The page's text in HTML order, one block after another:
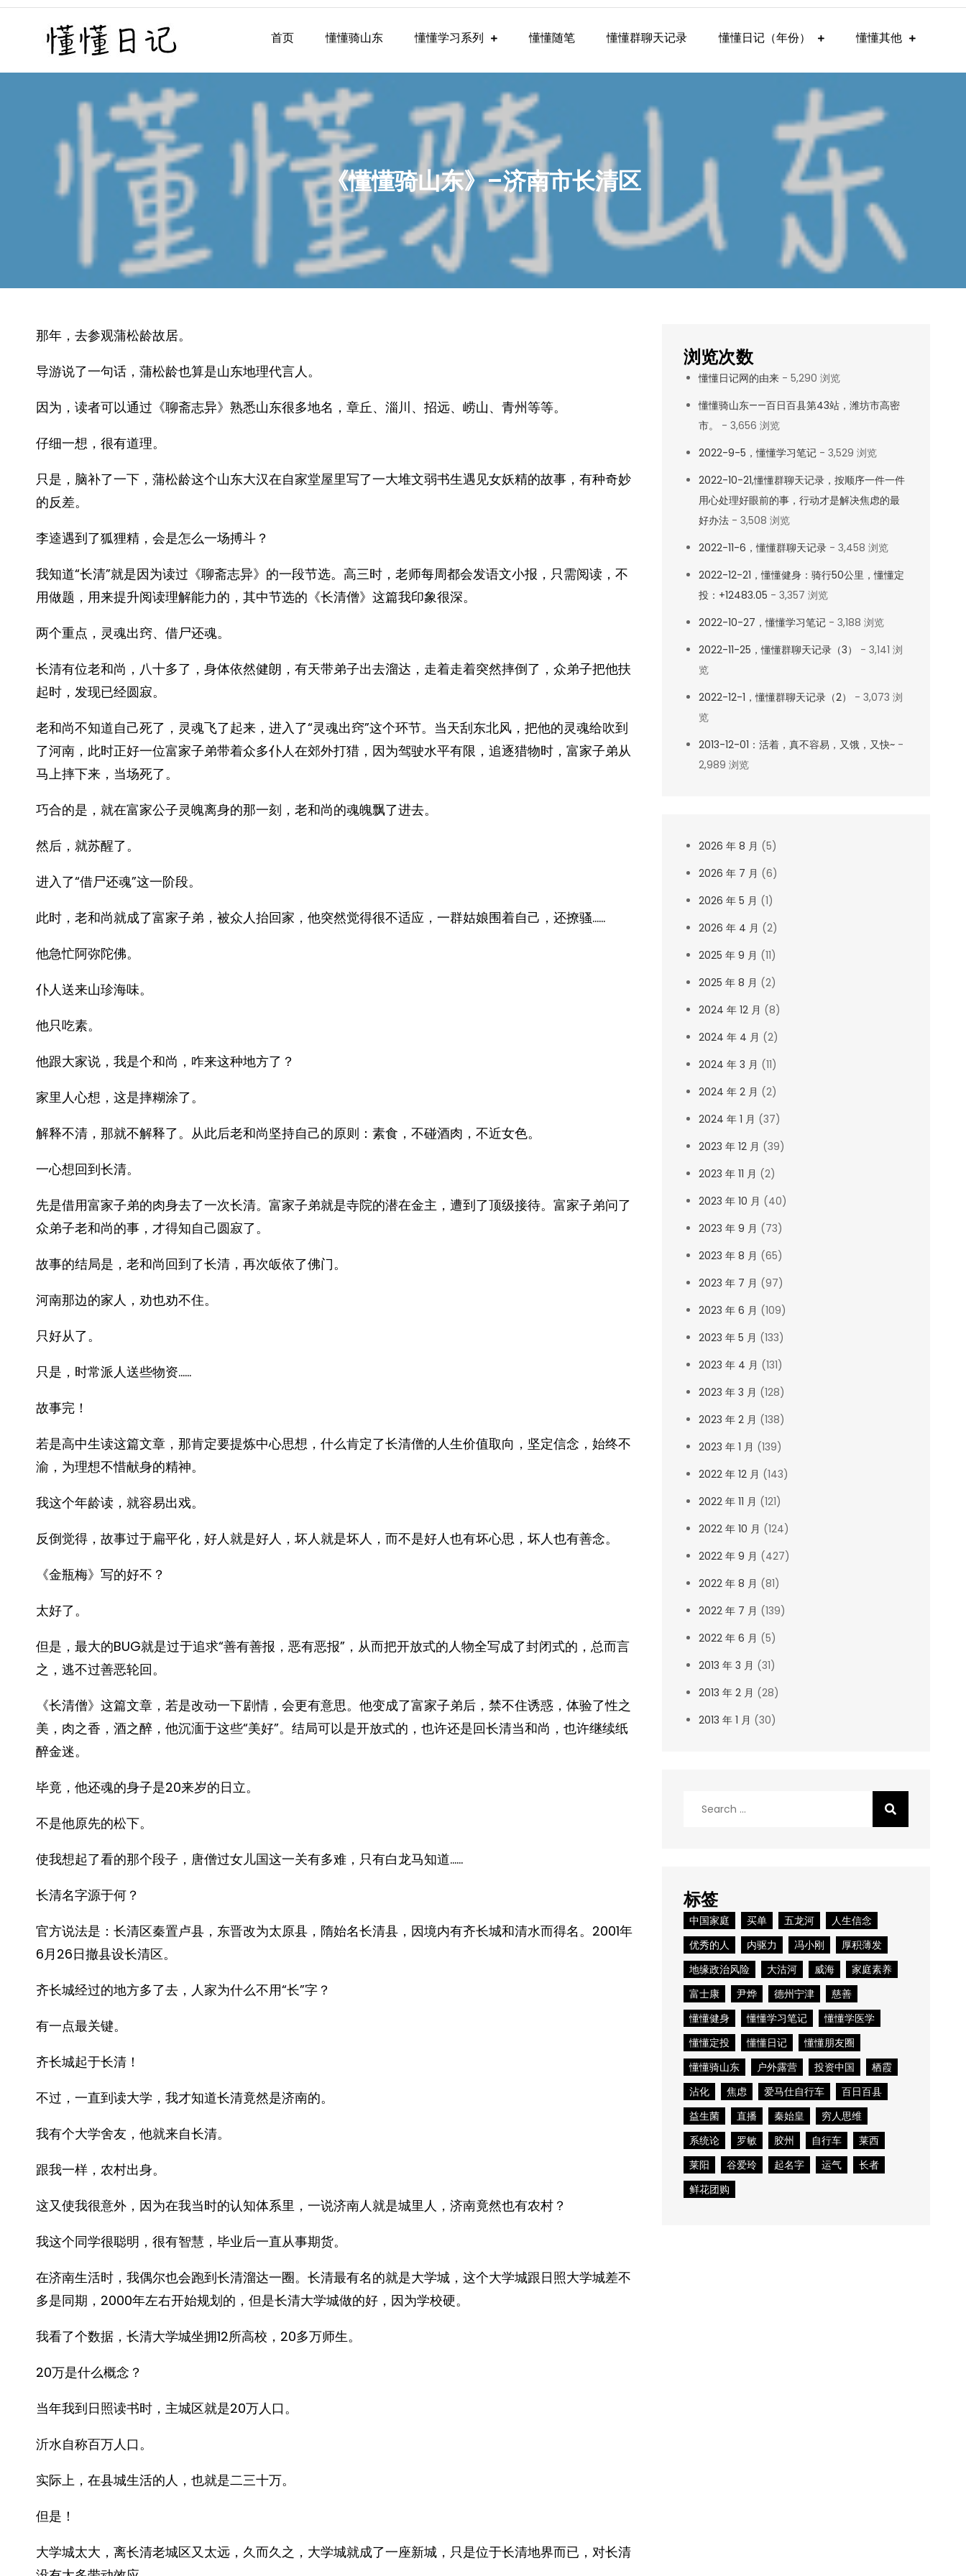
Skip
懂懂日记
懂懂日记网每天同步更新懂懂学习群内容
首页 懂懂骑山东 懂懂学习系列 懂懂随笔 懂懂群聊天记录 懂懂日记（年份） 懂懂其他
《懂懂骑山东》–济南市长清区
那年，去参观蒲松龄故居。
导游说了一句话，蒲松龄也算是山东地理代言人。
因为，读者可以通过《聊斋志异》熟悉山东很多地名，章丘、淄川、招远、崂山、青州等等。
仔细一想，很有道理。
只是，脑补了一下，蒲松龄这个山东大汉在自家堂屋里写了一大堆文弱书生遇见女妖精的故事，有种奇妙
的反差。
李逵遇到了狐狸精，会是怎么一场搏斗？
我知道“长清”就是因为读过《聊斋志异》的一段节选。高三时，老师每周都会发语文小报，只需阅读，不
用做题，用来提升阅读理解能力的，其中节选的《长清僧》这篇我印象很深。
两个重点，灵魂出窍、借尸还魂。
长清有位老和尚，八十多了，身体依然健朗，有天带弟子出去溜达，走着走着突然摔倒了，众弟子把他扶
起时，发现已经圆寂。
老和尚不知道自己死了，灵魂飞了起来，进入了“灵魂出窍”这个环节。当天刮东北风，把他的灵魂给吹到
了河南，此时正好一位富家子弟带着众多仆人在郊外打猎，因为驾驶水平有限，追逐猎物时，富家子弟从
马上摔下来，当场死了。
巧合的是，就在富家公子灵魄离身的那一刻，老和尚的魂魄飘了进去。
然后，就苏醒了。
进入了“借尸还魂”这一阶段。
此时，老和尚就成了富家子弟，被众人抬回家，他突然觉得很不适应，一群姑娘围着自己，还撩骚……
他急忙阿弥陀佛。
仆人送来山珍海味。
他只吃素。
他跟大家说，我是个和尚，咋来这种地方了？
家里人心想，这是摔糊涂了。
解释不清，那就不解释了。从此后老和尚坚持自己的原则：素食，不碰酒肉，不近女色。
一心想回到长清。
先是借用富家子弟的肉身去了一次长清。富家子弟就是寺院的潜在金主，遭到了顶级接待。富家子弟问了
众弟子老和尚的事，才得知自己圆寂了。
故事的结局是，老和尚回到了长清，再次皈依了佛门。
河南那边的家人，劝也劝不住。
只好从了。
只是，时常派人送些物资……
故事完！
若是高中生读这篇文章，那肯定要提炼中心思想，什么肯定了长清僧的人生价值取向，坚定信念，始终不
渝，为理想不惜献身的精神。
我这个年龄读，就容易出戏。
反倒觉得，故事过于扁平化，好人就是好人，坏人就是坏人，而不是好人也有坏心思，坏人也有善念。
《金瓶梅》写的好不？
太好了。
但是，最大的BUG就是过于追求“善有善报，恶有恶报”，从而把开放式的人物全写成了封闭式的，总而言
之，逃不过善恶轮回。
《长清僧》这篇文章，若是改动一下剧情，会更有意思。他变成了富家子弟后，禁不住诱惑，体验了性之
美，肉之香，酒之醉，他沉湎于这些“美好”。结局可以是开放式的，也许还是回长清当和尚，也许继续纸
醉金迷。
毕竟，他还魂的身子是20来岁的日立。
不是他原先的松下。
使我想起了看的那个段子，唐僧过女儿国这一关有多难，只有白龙马知道……
长清名字源于何？
官方说法是：长清区秦置卢县，东晋改为太原县，隋始名长清县，因境内有齐长城和清水而得名。2001年
6月26日撤县设长清区。
齐长城经过的地方多了去，人家为什么不用“长”字？
有一点最关键。
齐长城起于长清！
不过，一直到读大学，我才知道长清竟然是济南的。
我有个大学舍友，他就来自长清。
跟我一样，农村出身。
这又使我很意外，因为在我当时的认知体系里，一说济南人就是城里人，济南竟然也有农村？
我这个同学很聪明，很有智慧，毕业后一直从事期货。
在济南生活时，我偶尔也会跑到长清溜达一圈。长清最有名的就是大学城，这个大学城跟日照大学城差不
多是同期，2000年左右开始规划的，但是长清大学城做的好，因为学校硬。
我看了个数据，长清大学城坐拥12所高校，20多万师生。
20万是什么概念？
当年我到日照读书时，主城区就是20万人口。
沂水自称百万人口。
实际上，在县城生活的人，也就是二三十万。
但是！
大学城太大，离长清老城区又太远，久而久之，大学城就成了一座新城，只是位于长清地界而已，对长清
浏览次数
懂懂日记网的由来- 5,290 浏览
懂懂骑山东——百日百县第43站，潍坊市高密
市。
- 3,656 浏览
2022-9-5，懂懂学习笔记- 3,529 浏览
2022-10-21,懂懂群聊天记录，按顺序一件一件
用心处理好眼前的事，行动才是解决焦虑的最
好办法- 3,508 浏览
2022-11-6，懂懂群聊天记录- 3,458 浏览
2022-12-21，懂懂健身：骑行50公里，懂懂定
投：+12483.05 - 3,357 浏览
2022-10-27，懂懂学习笔记- 3,188 浏览
2022-11-25，懂懂群聊天记录（3）
- 3,141 浏
览
2022-12-1，懂懂群聊天记录（2）
- 3,073 浏
览
2013-12-01：活着，真不容易，又饿，又快~-
2,989 浏览
2026 年 8 月 (5)
2026 年 7 月 (6)
2026 年 5 月 (1)
2026 年 4 月 (2)
2025 年 9 月 (11)
2025 年 8 月 (2)
2024 年 12 月 (8)
2024 年 4 月 (2)
2024 年 3 月 (11)
2024 年 2 月 (2)
2024 年 1 月 (37)
2023 年 12 月 (39)
2023 年 11 月 (2)
2023 年 10 月 (40)
2023 年 9 月 (73)
2023 年 8 月 (65)
2023 年 7 月 (97)
2023 年 6 月 (109)
2023 年 5 月 (133)
2023 年 4 月 (131)
2023 年 3 月 (128)
2023 年 2 月 (138)
2023 年 1 月 (139)
2022 年 12 月 (143)
2022 年 11 月 (121)
2022 年 10 月 (124)
2022 年 9 月 (427)
2022 年 8 月 (81)
2022 年 7 月 (139)
2022 年 6 月 (5)
2013 年 3 月 (31)
2013 年 2 月 (28)
2013 年 1 月 (30)
标签
中国家庭 买单 五龙河
人生信念
优秀的人
内驱力 冯小刚
厚积薄发
地缘政治风险
大沽河 威海
家庭素养
富士康
尹烨 德州宁津
慈善
懂懂健身
懂懂学习笔记
懂懂学医学
懂懂定投
懂懂日记
懂懂朋友圈
懂懂骑山东
户外露营 投资中国
栖霞
沾化
焦虑 爱马仕自行车
百日百县
益生菌
直播 秦始皇
穷人思维
系统论
罗敏 胶州 自行车
莱西
莱阳
谷爱玲 起名字 运气
长者
鲜花团购